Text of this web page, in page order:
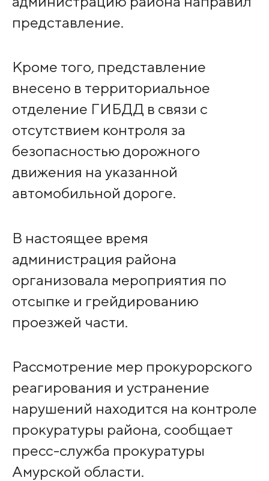
представление.
Кроме того, представление
внесено в территориальное
отделение ГИБДД в связи с
отсутствием контроля за
безопасностью дорожного
движения на указанной
автомобильной дороге.
В настоящее время
администрация района
организовала мероприятия по
отсыпке и грейдированию
проезжей части.
Рассмотрение мер прокурорского
реагирования и устранение
нарушений находится на контроле
прокуратуры района, сообщает
пресс-служба прокуратуры
Амурской области.